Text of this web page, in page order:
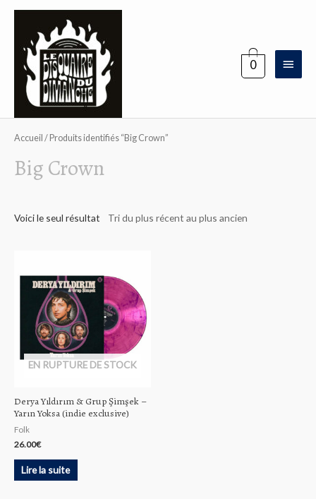
Menu
0
Accueil / Produits identifiés “Big Crown”
Big Crown
Voici le seul résultat
EN RUPTURE DE STOCK
Derya Yıldırım & Grup Şimşek –
Yarın Yoksa (indie exclusive)
Folk
26.00€
Lire la suite